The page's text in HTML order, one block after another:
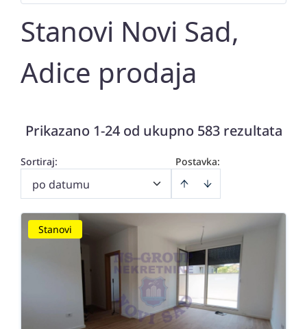
Stanovi Novi Sad,
Adice prodaja
Prikazano 1-24 od ukupno 583 rezultata
Postavka:
Sortiraj:
po datumu
Stanovi